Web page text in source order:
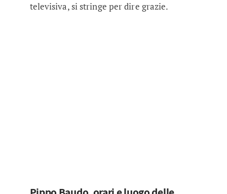
televisiva, si stringe per dire grazie.